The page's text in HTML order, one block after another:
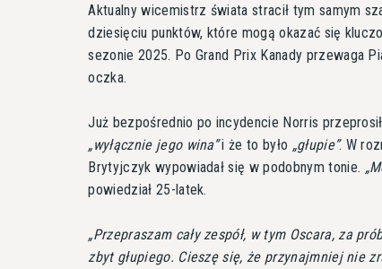
Aktualny wicemistrz świata stracił tym samym
dziesięciu punktów, które mogą okazać się
sezonie 2025. Po Grand Prix Kanady przewaga
oczka.
Już bezpośrednio po incydencie Norris
wyłącznie jego wina i że to było głupie . W
Brytyjczyk wypowiadał się w podobnym tonie.
powiedział 25-latek.
Przepraszam cały zespół, w tym Oscara, za
zbyt głupiego. Cieszę się, że przynajmniej nie